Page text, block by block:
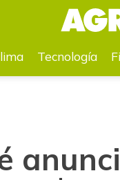
US$5.400 millones
Tecnología